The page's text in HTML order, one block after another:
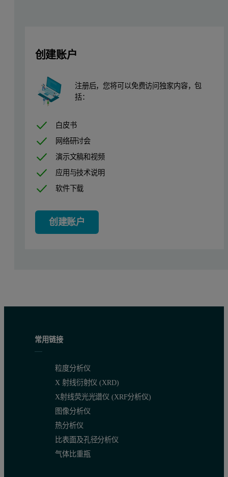
创建账户
注册后，您将可以免费访问独家内容，包
括：
白皮书
网络研讨会
演示文稿和视频
应用与技术说明
软件下载
创建账户
常用链接
粒度分析仪
X 射线衍射仪 (XRD)
X射线荧光光谱仪 (XRF分析仪)
图像分析仪
热分析仪
比表面及孔径分析仪
气体比重瓶